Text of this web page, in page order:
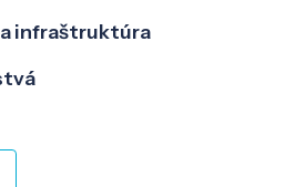
infraštruktúra